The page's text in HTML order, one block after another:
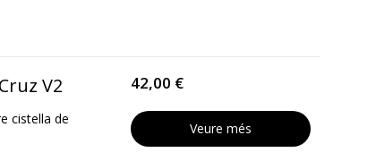
V2
cistella de
42,00 €
Veure més